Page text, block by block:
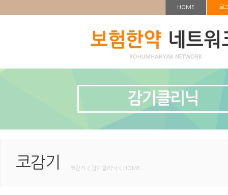
HOME 로
감기클리닉
코감기 코감기 < 감기클리닉 < HOME